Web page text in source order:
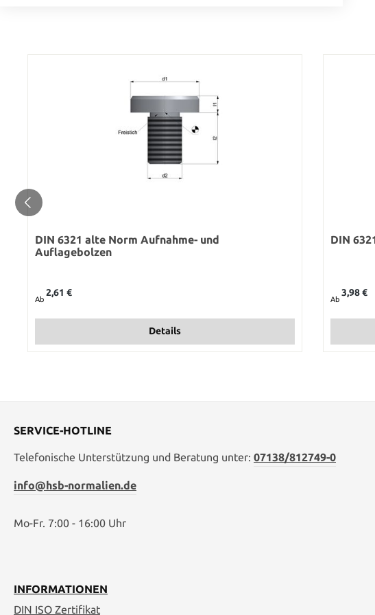
DIN 6321 alte Norm Aufnahme- und
Auflagebolzen
Ab
2,61 €
Details
DIN
Ab
3,98 €
SERVICE-HOTLINE
Telefonische Unterstützung und Beratung unter: 07138/812749-0
info@hsb-normalien.de
Mo-Fr. 7:00 - 16:00 Uhr
INFORMATIONEN
DIN ISO Zertifikat